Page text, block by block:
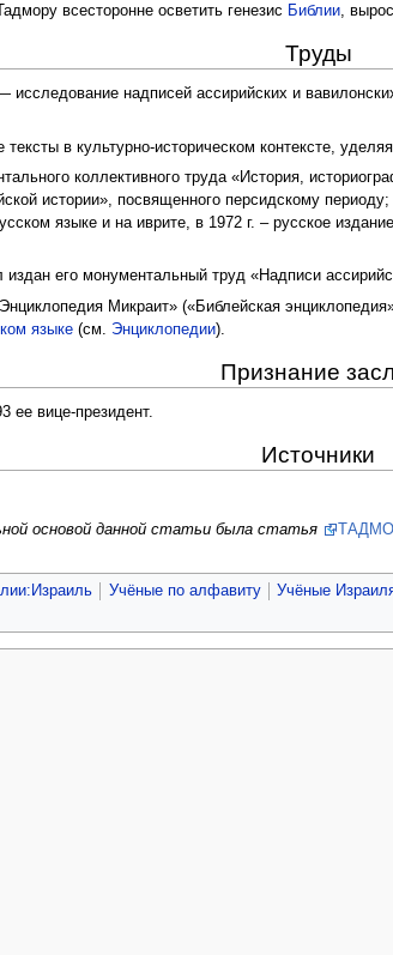
всесторонне осветить генезис Библии,
Труды
надписей ассирийских и
в культурно-историческом контексте,
коллективного труда «История,
истории», посвященного персидскому
языке и на иврите, в 1972 г. – русское
его монументальный труд «Надписи
Микраит» («Библейская
языке (см. Энциклопедии).
Признание
ее вице-президент.
Источники
основой данной статьи была статья
Учёные по алфавиту Учёные